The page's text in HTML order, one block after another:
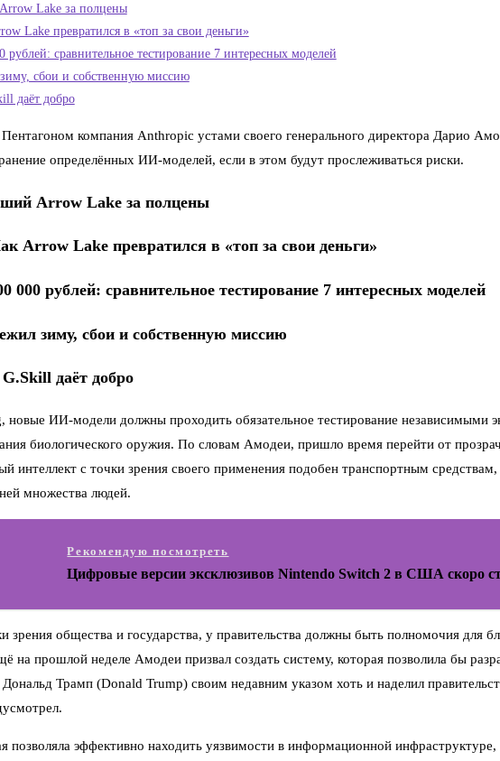
Lake за полцены
Lake превратился в «топ за свои деньги»
сравнительное тестирование 7 интересных моделей
сбои и собственную миссию
даёт добро
компания Anthropic устами своего генерального директора Дарио
определённых ИИ-моделей, если в этом будут прослеживаться риски.
Arrow Lake за полцены
Arrow Lake превратился в «топ за свои деньги»
рублей: сравнительное тестирование 7 интересных моделей
зиму, сбои и собственную миссию
даёт добро
ИИ-модели должны проходить обязательное тестирование независимыми
биологического оружия. По словам Амодеи, пришло время перейти от
интеллект с точки зрения своего применения подобен транспортным
множества людей.
Рекомендую посмотреть
Цифровые версии эксклюзивов Nintendo Switch 2 в США скоро
общества и государства, у правительства должны быть полномочия для
на прошлой неделе Амодеи призвал создать систему, которая позволила бы
Трамп (Donald Trump) своим недавним указом хоть и наделил
эффективно находить уязвимости в информационной